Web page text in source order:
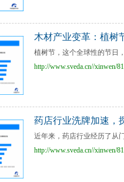
木材产业变革：植树
植树节，这个全球性的节日
http://www.sveda.cn//xinwen/
药店行业洗牌加速，
近年来，药店行业经历了从
http://www.sveda.cn//xinwen/